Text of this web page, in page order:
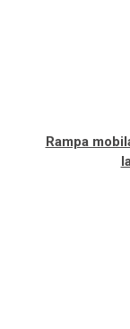
Rampa